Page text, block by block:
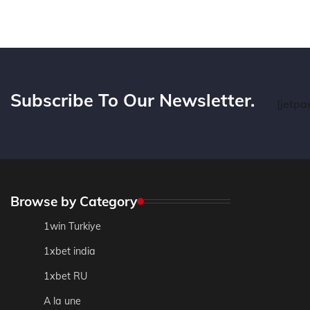
Subscribe To Our Newsletter.
Browse by Category
1win Turkiye
1xbet india
1xbet RU
A la une